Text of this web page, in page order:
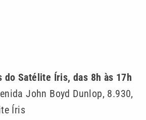
do Satélite Íris, das 8h às 17h
John Boyd Dunlop, 8.930,
Íris